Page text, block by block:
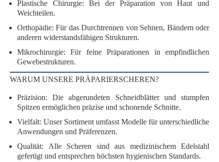
Plastische Chirurgie: Bei der Präparation von Haut und
Weichteilen.
Orthopädie: Für das Durchtrennen von Sehnen, Bändern oder
anderen widerstandsfähigen Strukturen.
Mikrochirurgie: Für feine Präparationen in empfindlichen
Gewebestrukturen.
WARUM UNSERE PRÄPARIERSCHEREN?
Präzision: Die abgerundeten Schneidblätter und stumpfen
Spitzen ermöglichen präzise und schonende Schnitte.
Vielfalt: Unser Sortiment umfasst Modelle für unterschiedliche
Anwendungen und Präferenzen.
Qualität: Alle Scheren sind aus medizinischem Edelstahl
gefertigt und entsprechen höchsten hygienischen Standards.